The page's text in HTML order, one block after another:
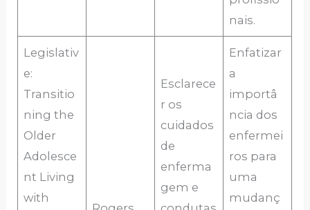
nais.
Legislativ
e:
Transitio
ning the
Older
Adolesce
nt Living
with
Esclarece
r os
cuidados
de
enferma
gem e
Enfatizar
a
importâ
ncia dos
enfermei
ros para
uma
mudanç